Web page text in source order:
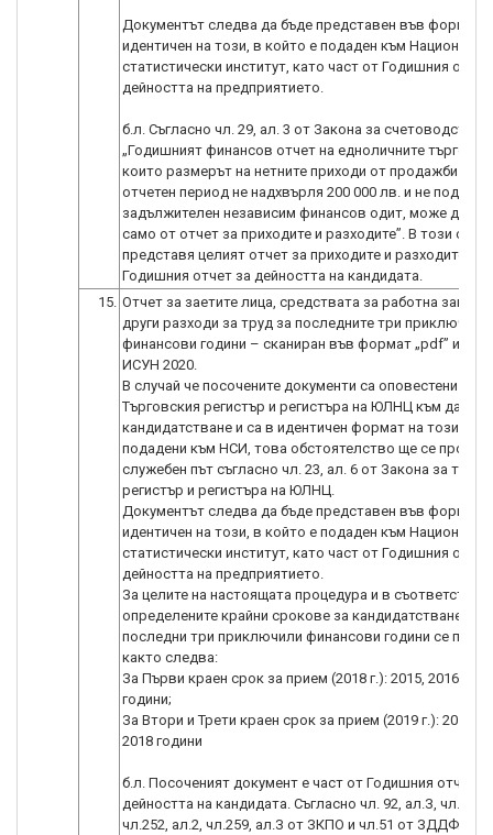
Документът следва да бъде представен във формат
идентичен на този, в който е подаден към
статистически институт, като част от Годишния
дейността на предприятието.
б.л. Съгласно чл. 29, ал. 3 от Закона за
„Годишният финансов отчет на едноличните
които размерът на нетните приходи от продажби за
отчетен период не надхвърля 200 000 лв. и не
задължителен независим финансов одит, може да се
само от отчет за приходите и разходите”. В този
представя целият отчет за приходите и разходите към
Годишния отчет за дейността на кандидата.
15. Отчет за заетите лица, средствата за работна
други разходи за труд за последните три приключени
финансови години – сканиран във формат „pdf” и
ИСУН 2020.
В случай че посочените документи са оповестени в
Търговския регистър и регистъра на ЮЛНЦ към
кандидатстване и са в идентичен формат на този, в
подадени към НСИ, това обстоятелство ще се
служебен път съгласно чл. 23, ал. 6 от Закона за
регистър и регистъра на ЮЛНЦ.
Документът следва да бъде представен във формат
идентичен на този, в който е подаден към
статистически институт, като част от Годишния
дейността на предприятието.
За целите на настоящата процедура и в съответствие
определените крайни срокове за кандидатстване за
последни три приключили финансови години се
както следва:
За Първи краен срок за прием (2018 г.): 2015, 2016 и
години;
За Втори и Трети краен срок за прием (2019 г.): 2016,
2018 години
б.л. Посоченият документ е част от Годишния отчет
дейността на кандидата. Съгласно чл. 92, ал.З, чл.219,
чл.252, ал.2, чл.259, ал.З от ЗКПО и чл.51 от ЗДДФЛ,